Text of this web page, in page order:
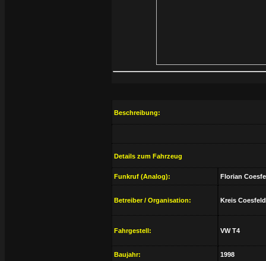
Beschreibung:
Details zum Fahrzeug
Funkruf (Analog): Florian
Betreiber / Organisation: Kreis
Fahrgestell: VW T4
Baujahr: 1998